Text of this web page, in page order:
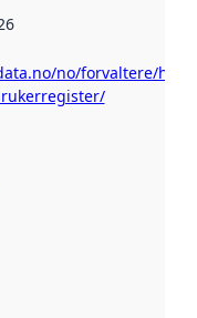
no/forvaltere/